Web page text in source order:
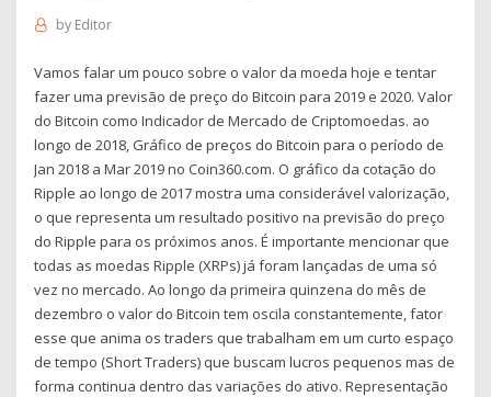
by Editor
Vamos falar um pouco sobre o valor da moeda hoje e tentar
fazer uma previsão de preço do Bitcoin para 2019 e 2020. Valor
do Bitcoin como Indicador de Mercado de Criptomoedas. ao
longo de 2018, Gráfico de preços do Bitcoin para o período de
Jan 2018 a Mar 2019 no Coin360.com. O gráfico da cotação do
Ripple ao longo de 2017 mostra uma considerável valorização,
o que representa um resultado positivo na previsão do preço
do Ripple para os próximos anos. É importante mencionar que
todas as moedas Ripple (XRPs) já foram lançadas de uma só
vez no mercado. Ao longo da primeira quinzena do mês de
dezembro o valor do Bitcoin tem oscila constantemente, fator
esse que anima os traders que trabalham em um curto espaço
de tempo (Short Traders) que buscam lucros pequenos mas de
forma continua dentro das variações do ativo. Representação